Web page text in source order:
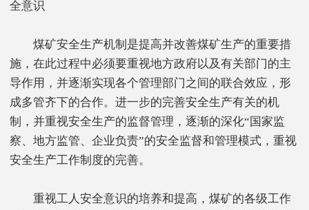
全意识
煤矿安全生产机制是提高并改善煤矿生产的重要措
施，在此过程中必须要重视地方政府以及有关部门的主
导作用，并逐渐实现各个管理部门之间的联合效应，形
成多管齐下的合作。进一步的完善安全生产有关的机
制，并重视安全生产的监督管理，逐渐的深化“国家监
察、地方监管、企业负责”的安全监督和管理模式，重视
安全生产工作制度的完善。
重视工人安全意识的培养和提高，煤矿的各级工作